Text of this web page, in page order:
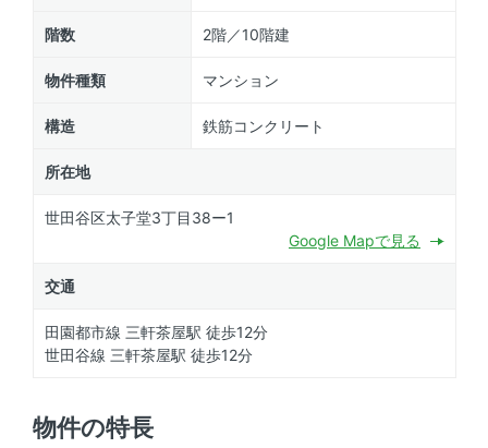
階数 2階／10階建
物件種類 マンション
構造 鉄筋コンクリート
所在地
世田谷区太子堂3丁目38ー1
Google Mapで見る
交通
田園都市線 三軒茶屋駅 徒歩12分
世田谷線 三軒茶屋駅 徒歩12分
物件の特長